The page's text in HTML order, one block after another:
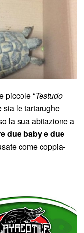
piccole “Testudo
sia le tartarughe
la sua abitazione a
due baby e due
come coppia-